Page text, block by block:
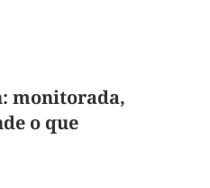
monitorada,
o que